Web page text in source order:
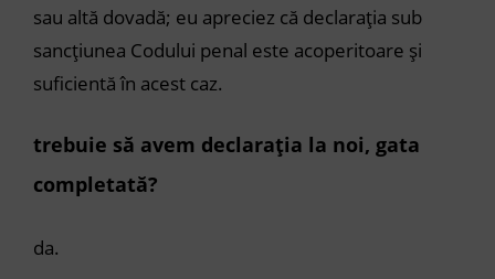
sau altă dovadă; eu apreciez că declarația sub
sancțiunea Codului penal este acoperitoare și
suficientă în acest caz.
trebuie să avem declarația la noi, gata
completată?
da.